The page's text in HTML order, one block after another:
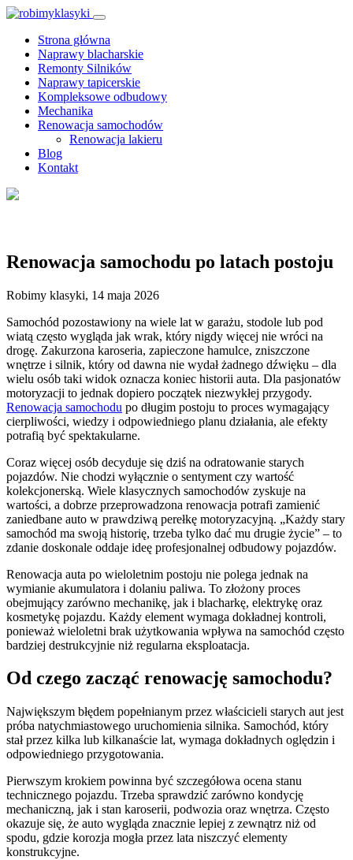
Strona główna
Naprawy blacharskie
Remonty Silników
Naprawy tapicerskie
Kompleksowe odbudowy
Mechanika
Renowacja samochodów
Renowacja lakieru
Blog
Kontakt
Renowacja samochodu po latach postoju
Robimy klasyki, 14 maja 2026
Samochód pozostawiony na wiele lat w garażu, stodole lub pod
wiatą często wygląda jak wrak, który nigdy więcej nie wróci na
drogę. Zakurzona karoseria, zapieczone hamulce, zniszczone
wnętrze i silnik, który od dawna nie wydał żadnego dźwięku – dla
wielu osób taki widok oznacza koniec historii auta. Dla pasjonatów
motoryzacji to jednak dopiero początek niezwykłej przygody.
Renowacja samochodu po długim postoju to proces wymagający
cierpliwości, wiedzy i odpowiedniego planu działania, ale efekty
potrafią być spektakularne.
Coraz więcej osób decyduje się dziś na odratowanie starych
pojazdów. Nie chodzi wyłącznie o sentyment czy wartość
kolekcjonerską. Wiele klasycznych samochodów zyskuje na
wartości, a dobrze przeprowadzona renowacja potrafi zamienić
zaniedbane auto w prawdziwą perełkę motoryzacyjną. „Każdy stary
samochód ma swoją historię, trzeba tylko dać mu drugie życie” – to
zdanie doskonale oddaje ideę profesjonalnej odbudowy pojazdów.
Renowacja auta po wieloletnim postoju nie polega jednak na
wymianie akumulatora i dolaniu paliwa. To złożony proces
obejmujący zarówno mechanikę, jak i blacharkę, elektrykę oraz
kosmetykę pojazdu. Każdy element wymaga dokładnej kontroli,
ponieważ wieloletni brak użytkowania wpływa na samochód często
bardziej destrukcyjnie niż regularna eksploatacja.
Od czego zacząć renowację samochodu?
Największym błędem popełnianym przez właścicieli starych aut jest
próba natychmiastowego uruchomienia silnika. Samochód, który
stał przez kilka lub kilkanaście lat, wymaga dokładnych oględzin i
odpowiedniego przygotowania.
Pierwszym krokiem powinna być szczegółowa ocena stanu
technicznego pojazdu. Trzeba sprawdzić zarówno kondycję
mechaniczną, jak i stan karoserii, podwozia oraz wnętrza. Często
okazuje się, że auto wygląda znacznie lepiej z zewnątrz niż od
spodu, gdzie korozja mogła przez lata niszczyć elementy
konstrukcyjne.